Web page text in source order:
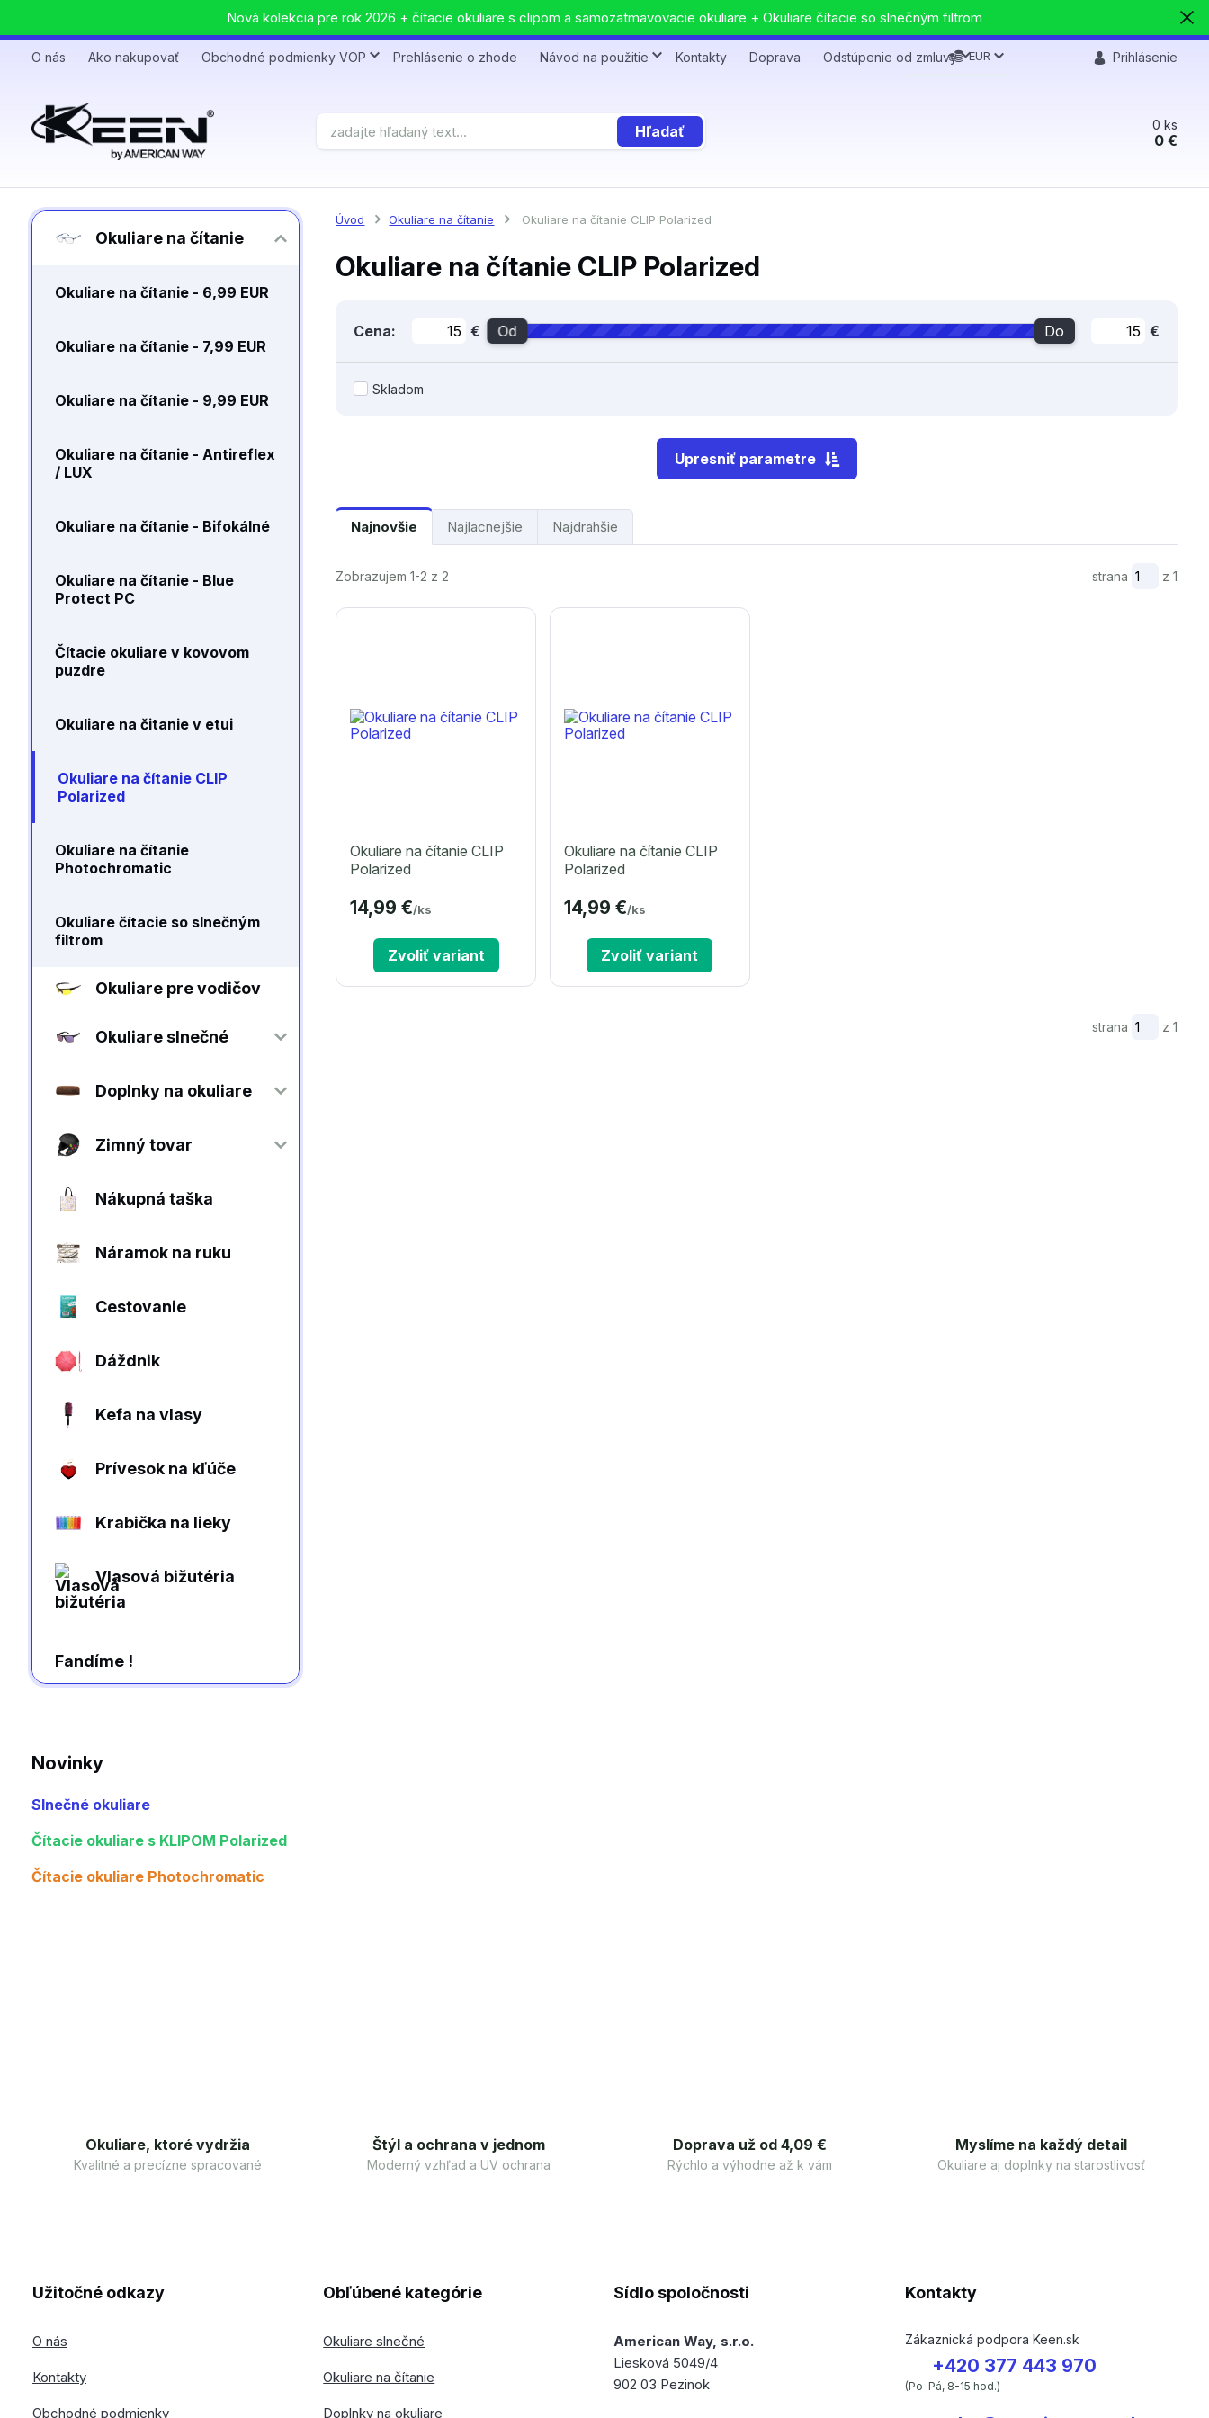
Nová kolekcia pre rok 2026 + čítacie okuliare s clipom a samozatmavovacie okuliare + Okuliare čítacie so slnečným filtrom
O nás Ako nakupovať Obchodné podmienky VOP Prehlásenie o zhode Návod na použitie Kontakty Doprava Odstúpenie od zmluvy EUR Prihlásenie
Hľadať 0 ks
0 €
Okuliare na čítanie
Okuliare na čítanie - 6,99 EUR
Okuliare na čítanie - 7,99 EUR
Okuliare na čítanie - 9,99 EUR
Okuliare na čítanie - Antireflex
/ LUX
Okuliare na čítanie - Bifokálné
Okuliare na čítanie - Blue
Protect PC
Čítacie okuliare v kovovom
puzdre
Okuliare na čitanie v etui
Okuliare na čítanie CLIP
Polarized
Okuliare na čítanie
Photochromatic
Okuliare čítacie so slnečným
filtrom
Okuliare pre vodičov
Okuliare slnečné
Doplnky na okuliare
Zimný tovar
Nákupná taška
Náramok na ruku
Cestovanie
Dáždnik
Kefa na vlasy
Prívesok na kľúče
Krabička na lieky
Vlasová bižutéria
Fandíme !
Novinky
Slnečné okuliare
Čítacie okuliare s KLIPOM Polarized
Čítacie okuliare Photochromatic
Úvod Okuliare na čítanie Okuliare na čítanie CLIP Polarized
Okuliare na čítanie CLIP Polarized
Upresniť parametre
Cena: € Od Do €
Skladom
Najnovšie Najlacnejšie Najdrahšie
Zobrazujem 1-2 z 2 strana z 1
Okuliare na čítanie CLIP
Polarized
14,99 €/ks
Zvoliť variant
Okuliare na čítanie CLIP
Polarized
14,99 €/ks
Zvoliť variant
strana z 1
Okuliare, ktoré vydržia
Kvalitné a precízne spracované
Štýl a ochrana v jednom
Moderný vzhľad a UV ochrana
Doprava už od 4,09 €
Rýchlo a výhodne až k vám
Myslíme na každý detail
Okuliare aj doplnky na starostlivosť
Užitočné odkazy
O nás
Kontakty
Obchodné podmienky
Obľúbené kategórie
Okuliare slnečné
Okuliare na čítanie
Doplnky na okuliare
Sídlo spoločnosti
American Way, s.r.o.
Liesková 5049/4
902 03 Pezinok
Kontakty
Zákaznická podpora Keen.sk
+420 377 443 970
(Po-Pá, 8-15 hod.)